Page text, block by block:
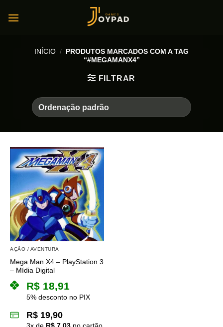
INÍCIO / PRODUTOS MARCADOS COM A TAG
“#MEGAMANX4”
FILTRAR
AÇÃO / AVENTURA
Mega Man X4 – PlayStation 3
– Mídia Digital
R$ 18,91
5% desconto no PIX
R$ 19,90